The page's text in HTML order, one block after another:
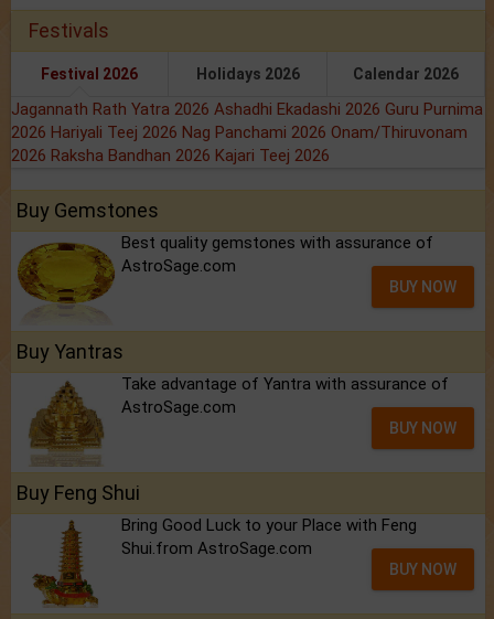
Festivals
Festival 2026 Holidays 2026 Calendar 2026
Jagannath Rath Yatra 2026 Ashadhi Ekadashi 2026 Guru Purnima
2026 Hariyali Teej 2026 Nag Panchami 2026 Onam/Thiruvonam
2026 Raksha Bandhan 2026 Kajari Teej 2026
Buy Gemstones
Best quality gemstones with assurance of
AstroSage.com
BUY NOW
Buy Yantras
Take advantage of Yantra with assurance of
AstroSage.com
BUY NOW
Buy Feng Shui
Bring Good Luck to your Place with Feng
Shui.from AstroSage.com
BUY NOW